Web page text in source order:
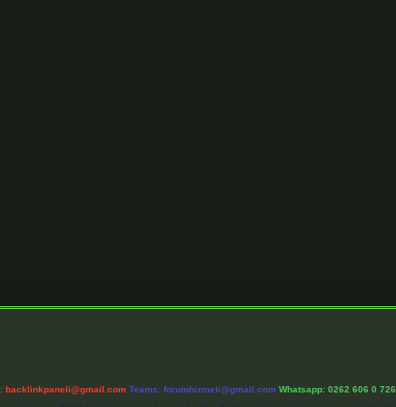
backlinkpaneli@gmail.com Teams: forumhizmeti@gmail.com Whatsapp: 0262 606 0 726